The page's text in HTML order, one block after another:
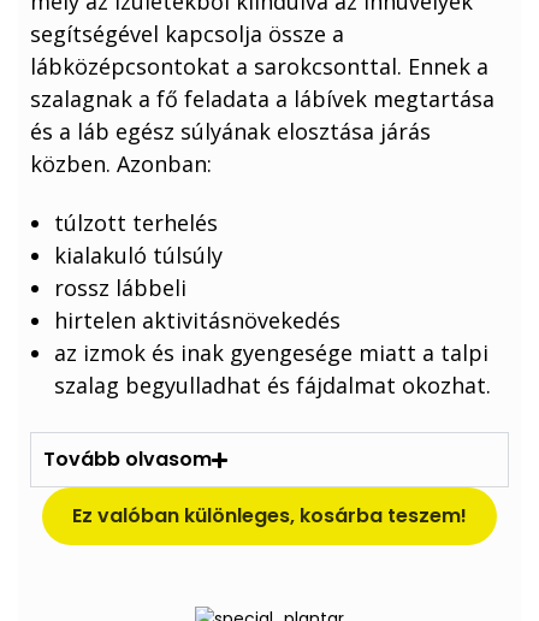
segítségével kapcsolja össze a
lábközépcsontokat a sarokcsonttal. Ennek a
szalagnak a fő feladata a lábívek megtartása
és a láb egész súlyának elosztása járás
közben. Azonban:
túlzott terhelés
kialakuló túlsúly
rossz lábbeli
hirtelen aktivitásnövekedés
az izmok és inak gyengesége miatt a talpi
szalag begyulladhat és fájdalmat okozhat.
Tovább olvasom
Ez valóban különleges, kosárba teszem!